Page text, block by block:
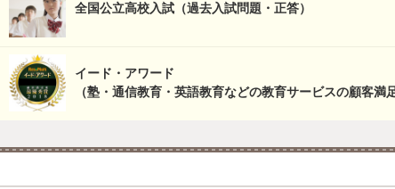
全国公立高校入試（過去入試問題・正答）
イード・アワード
（塾・通信教育・英語教育などの教育サービスの顧客満